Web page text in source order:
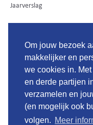
Om jouw bezoek
makkelijker en
we cookies in.
en derde partijen
verzamelen en
(en mogelijk ook
volgen. Meer
Jaarverslag
P.O. Box 1514
E: